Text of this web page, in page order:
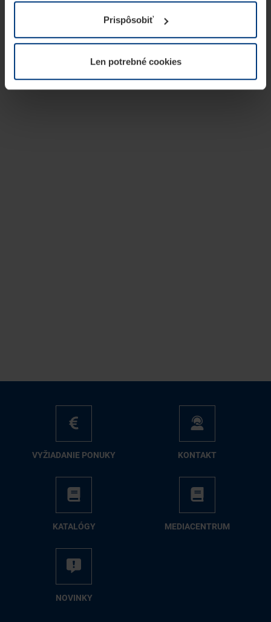
prevádzku tejto stránky. Pre všetky ostatné typy cookie
potrebujeme Vaše povolenie. Vaše povolenie môžete
kedykoľvek zmeniť alebo odvolať vo vysvetlení cookie
našej webovej stránky.
Prispôsobiť
Len potrebné cookies
VY­ŽIA­DA­NIE PO­NU­KY KON­TAKT
KA­TA­LÓ­GY ME­DIA­CEN­TRUM
NO­VIN­KY